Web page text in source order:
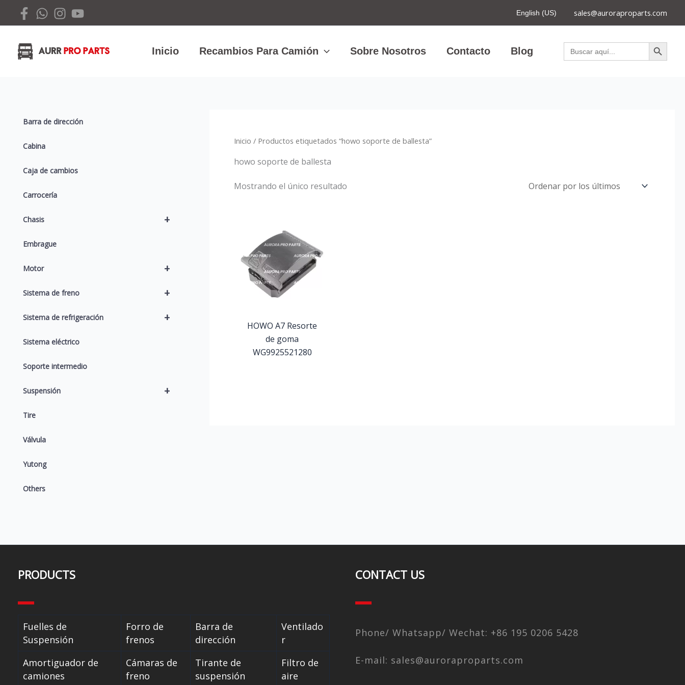
English (US) sales@auroraproparts.com
Inicio Recambios Para Camión Sobre Nosotros Contacto Blog Buscar: Botón de
Barra de dirección
Cabina
Caja de cambios
Carrocería
+
Chasis
Embrague
+
Motor
+
Sistema de freno
+
Sistema de refrigeración
Sistema eléctrico
Soporte intermedio
+
Suspensión
Tire
Válvula
Yutong
Others
Inicio / Productos etiquetados “howo soporte de ballesta”
howo soporte de ballesta
Mostrando el único resultado
HOWO A7 Resorte
de goma
WG9925521280
PRODUCTS
Fuelles de
Suspensión
Forro de
frenos
Barra de
dirección
Ventilado
r
Amortiguador de
camiones
Cámaras de
freno
Tirante de
suspensión
Filtro de
aire
CONTACT US
Phone/ Whatsapp/ Wechat: +86 195 0206 5428
E-mail: sales@auroraproparts.com